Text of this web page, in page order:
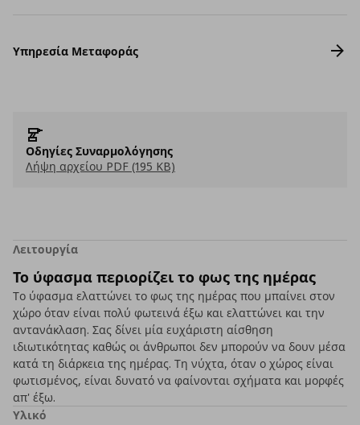
Υπηρεσία Μεταφοράς
Οδηγίες Συναρμολόγησης
Λήψη αρχείου PDF (195 KB)
Λειτουργία
Το ύφασμα περιορίζει το φως της ημέρας
Το ύφασμα ελαττώνει το φως της ημέρας που μπαίνει στον
χώρο όταν είναι πολύ φωτεινά έξω και ελαττώνει και την
αντανάκλαση. Σας δίνει μία ευχάριστη αίσθηση
ιδιωτικότητας καθώς οι άνθρωποι δεν μπορούν να δουν μέσα
κατά τη διάρκεια της ημέρας. Τη νύχτα, όταν ο χώρος είναι
φωτισμένος, είναι δυνατό να φαίνονται σχήματα και μορφές
απ' έξω.
Υλικό